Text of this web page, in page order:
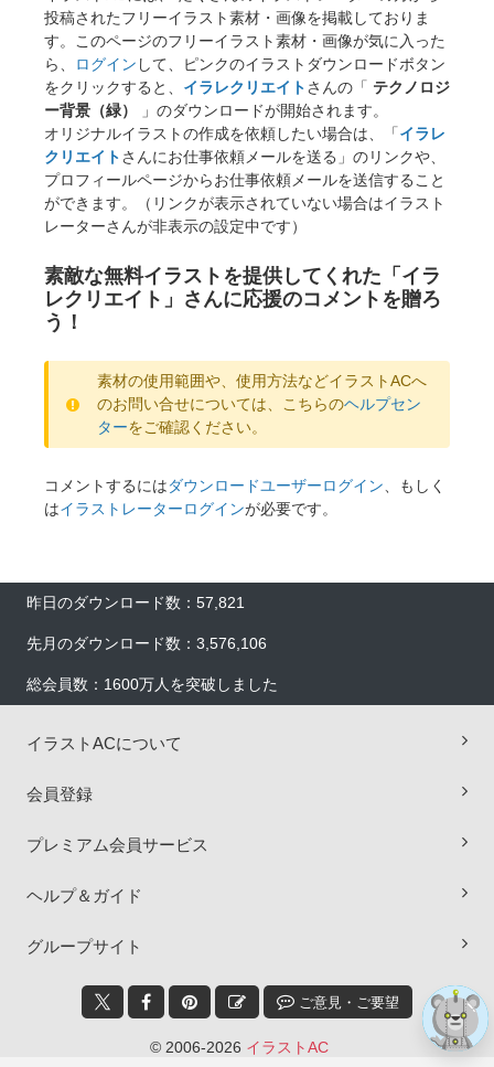
投稿されたフリーイラスト素材・画像を掲載しておりま
す。このページのフリーイラスト素材・画像が気に入った
ら、
ログイン して、ピンクのイラストダウンロードボタン
をクリックすると、 イラレクリエイトさんの「 テクノロジ
ー背景（緑）
」のダウンロードが開始されます。
オリジナルイラストの作成を依頼したい場合は、「イラレ
クリエイトさんにお仕事依頼メールを送る」のリンクや、
プロフィールページからお仕事依頼メールを送信すること
ができます。（リンクが表示されていない場合はイラスト
レーターさんが非表示の設定中です）
素敵な無料イラストを提供してくれた「イラ
レクリエイト」さんに応援のコメントを贈ろ
う！
素材の使用範囲や、使用方法などイラストACへ
のお問い合せについては、こちらのヘルプセン
ターをご確認ください。
コメントするにはダウンロードユーザーログイン、もしく
はイラストレーターログインが必要です。
昨日のダウンロード数：57,821
先月のダウンロード数：3,576,106
総会員数：1600万人を突破しました
イラストACについて
会員登録
プレミアム会員サービス
ヘルプ＆ガイド
グループサイト
ご意見・ご要望
© 2006-2026 イラストAC